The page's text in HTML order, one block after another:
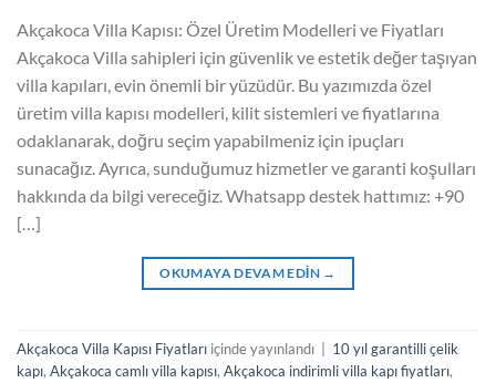
Akçakoca Villa Kapısı: Özel Üretim Modelleri ve Fiyatları
Akçakoca Villa sahipleri için güvenlik ve estetik değer taşıyan
villa kapıları, evin önemli bir yüzüdür. Bu yazımızda özel
üretim villa kapısı modelleri, kilit sistemleri ve fiyatlarına
odaklanarak, doğru seçim yapabilmeniz için ipuçları
sunacağız. Ayrıca, sunduğumuz hizmetler ve garanti koşulları
hakkında da bilgi vereceğiz. Whatsapp destek hattımız: +90
[…]
OKUMAYA DEVAM EDIN →
Akçakoca Villa Kapısı Fiyatları içinde yayınlandı
10 yıl garantilli çelik
kapı, Akçakoca camlı villa kapısı, Akçakoca indirimli villa kapı fiyatları,